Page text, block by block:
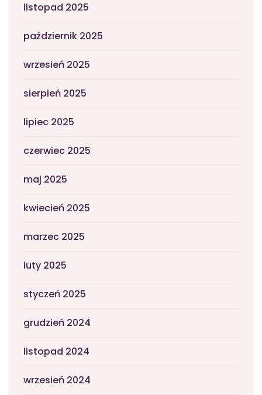
listopad 2025
październik 2025
wrzesień 2025
sierpień 2025
lipiec 2025
czerwiec 2025
maj 2025
kwiecień 2025
marzec 2025
luty 2025
styczeń 2025
grudzień 2024
listopad 2024
wrzesień 2024